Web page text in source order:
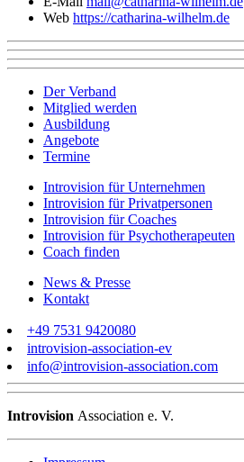
Web https://catharina-wilhelm.de
Der Verband
Mitglied werden
Ausbildung
Angebote
Termine
Introvision für Unternehmen
Introvision für Privatpersonen
Introvision für Coaches
Introvision für Psychotherapeuten
Coach finden
News & Presse
Kontakt
+49 7531 9420080
introvision-association-ev
info@introvision-association.com
Introvision Association e. V.